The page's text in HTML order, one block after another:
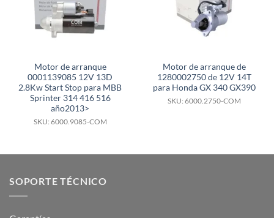
Motor de arranque
0001139085 12V 13D
2.8Kw Start Stop para MBB
Sprinter 314 416 516
año2013>
SKU: 6000.9085-COM
Motor de arranque de
1280002750 de 12V 14T
para Honda GX 340 GX390
SKU: 6000.2750-COM
SOPORTE TÉCNICO